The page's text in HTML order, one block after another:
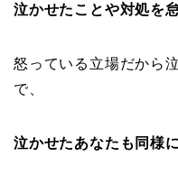
泣かせたことや対処を
怒っている立場だから
で、
泣かせたあなたも同様